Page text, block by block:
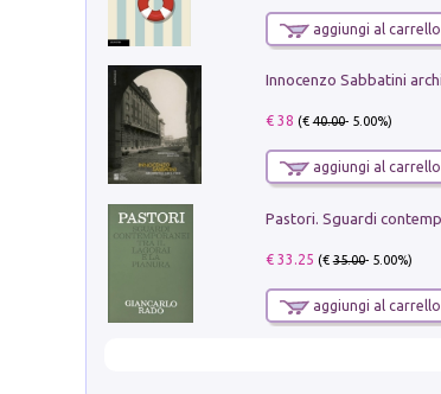
aggiungi al carrello
Innocenzo Sabbatini
€ 38 (€40.00- 5.00%)
aggiungi al carrello
€ 33.25 (€35.00- 5.00%)
aggiungi al carrello